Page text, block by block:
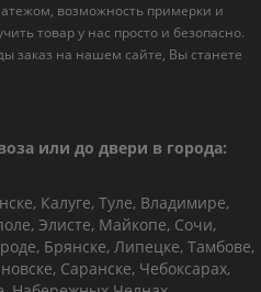
возможность примерки и
товар у нас просто и безопасно.
заказ на нашем сайте, Вы станете
или до двери в города:
Калуге, Туле, Владимире,
Элисте, Майкопе, Сочи,
Брянске, Липецке, Тамбове,
Саранске, Чебоксарах,